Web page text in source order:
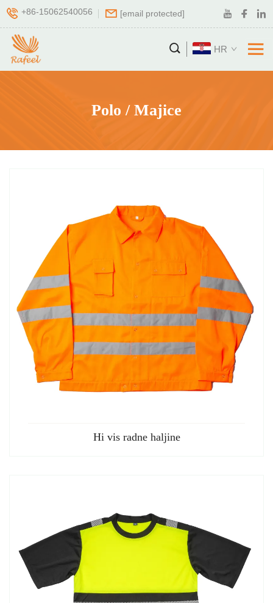
+86-15062540056 [email protected]
HR
Polo / Majice
Hi vis radne haljine